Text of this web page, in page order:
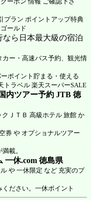
プラン ポイントアップ特典
ールド
なら日本最大級の宿泊
ー・高速バス予約、観光情
ポイント貯まる・使える
トラベル 楽天スーパーSALE
内ツアー予約 JTB 徳
ＪＴＢ 高級ホテル 旅館 か
券 や オプショナルツアー
載。
一休.com 徳島県
や 一休限定 など 充実のプ
ださい。一休ポイント